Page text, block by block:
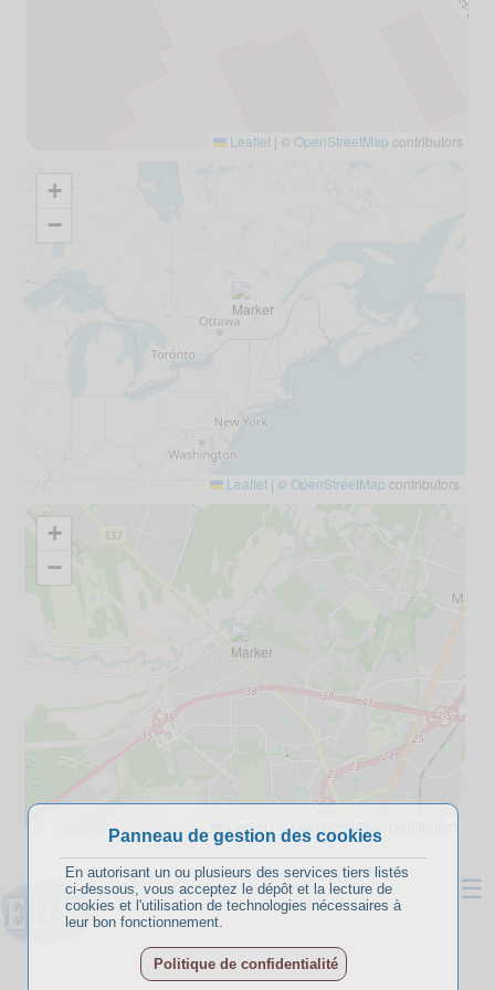
Leaflet | © OpenStreetMap contributors
+
−
Leaflet | © OpenStreetMap contributors
+
−
Leaflet © OpenStreetMap
☰
Panneau de gestion des cookies
En autorisant un ou plusieurs des services tiers listés
ci-dessous, vous acceptez le dépôt et la lecture de
cookies et l'utilisation de technologies nécessaires à
leur bon fonctionnement.
Politique de confidentialité